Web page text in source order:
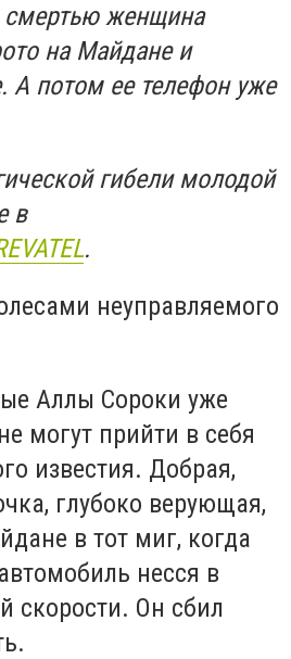
смертью женщина
на Майдане и
А потом ее телефон уже
гибели молодой
в
.
неуправляемого
Аллы Сороки уже
могут прийти в себя
известия. Добрая,
глубоко верующая,
в тот миг, когда
несся в
скорости. Он сбил